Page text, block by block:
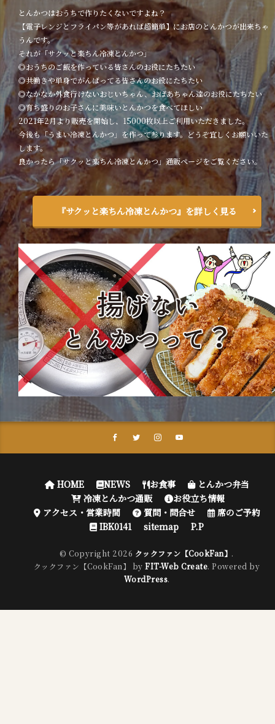
とんかつはおうちで作りたくないですよね？
【電子レンジとフライパン等があれば超簡単】にお店のとんかつが出来ちゃ
うんです。
それが「サクッと楽ちん冷凍とんかつ」
◎おうちのご飯を作っている皆さんのお役にたちたい
◎共働きや単身でがんばってる皆さんのお役にたちたい
◎なかなか外食行けないおじいちゃん、おばあちゃん達のお役にたちたい
◎育ち盛りのお子さんに美味いとんかつを食べてほしい
2021年2月より販売を開始し、15000枚以上ご利用いただきました。
今後も「うまい冷凍とんかつ」を作って参ります。どうぞ宜しくお願いいた
します。
良かったら「サクッと楽ちん冷凍とんかつ」通販ページをご覧ください。
『サクッと楽ちん冷凍とんかつ』を詳しく見る
HOME NEWS お食事
とんかつ弁当
冷凍とんかつ通販
お役立ち情報
アクセス・営業時間
質問・問合せ
席のご予約
IBK0141
sitemap P.P
© Copyright 2026 クックファン【CookFan】 .
クックファン【CookFan】 byFIT-Web Create. Powered by
WordPress.